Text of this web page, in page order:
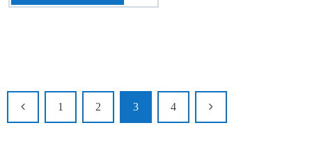
1 2 3 4